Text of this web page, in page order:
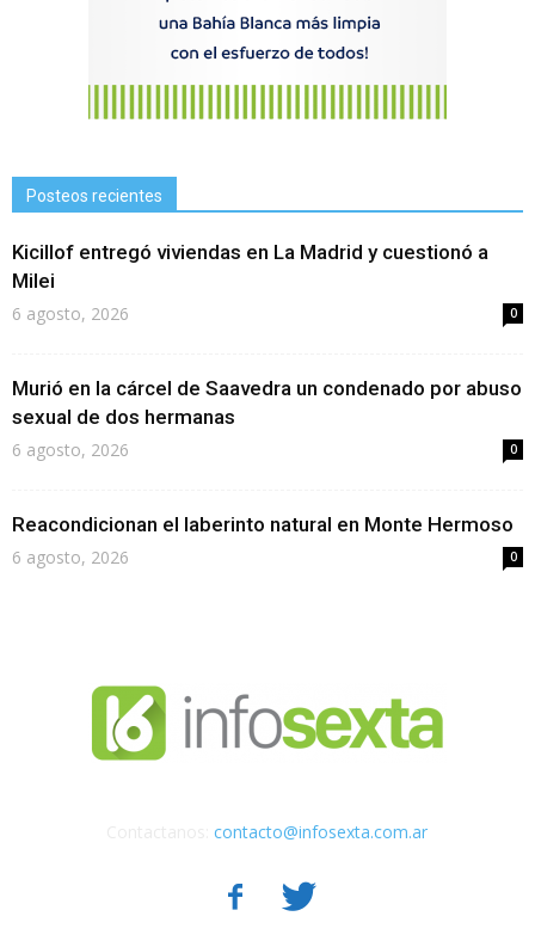
Posteos recientes
Kicillof entregó viviendas en La Madrid y cuestionó a
Milei
6 agosto, 2026 0
Murió en la cárcel de Saavedra un condenado por abuso
sexual de dos hermanas
6 agosto, 2026 0
Reacondicionan el laberinto natural en Monte Hermoso
6 agosto, 2026 0
contacto@infosexta.com.ar